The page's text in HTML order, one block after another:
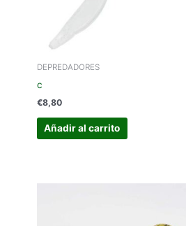
DEPREDADORES
c
€8,80
Añadir al carrito